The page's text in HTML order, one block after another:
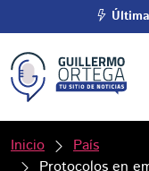
Inicio
País